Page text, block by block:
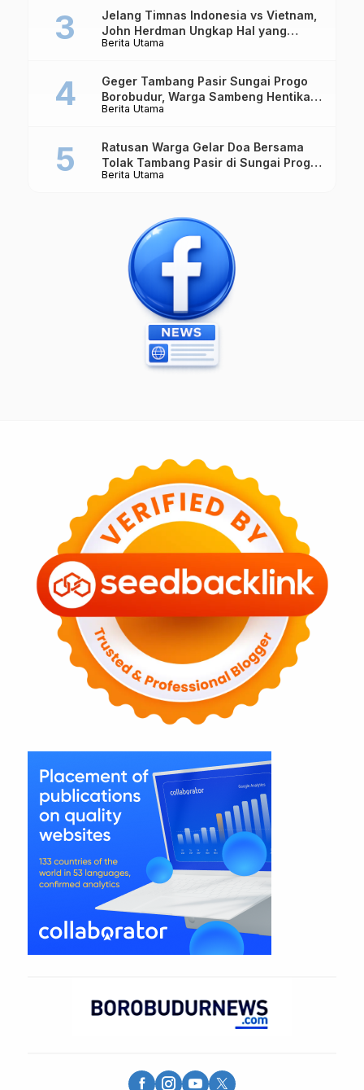
Berita Utama
Jelang Timnas Indonesia vs Vietnam,
John Herdman Ungkap Hal yang
Dipertaruhkan
Berita Utama
Geger Tambang Pasir Sungai Progo
Borobudur, Warga Sambeng Hentikan
Alat Berat dan Usir Truk
Berita Utama
Ratusan Warga Gelar Doa Bersama
Tolak Tambang Pasir di Sungai Progo
Borobudur